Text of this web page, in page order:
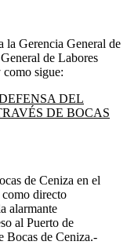
la Gerencia General de
de Labores
sigue:
DEL
DE BOCAS
de Ceniza en el
directo
alarmante
al Puerto de
Bocas de Ceniza.-